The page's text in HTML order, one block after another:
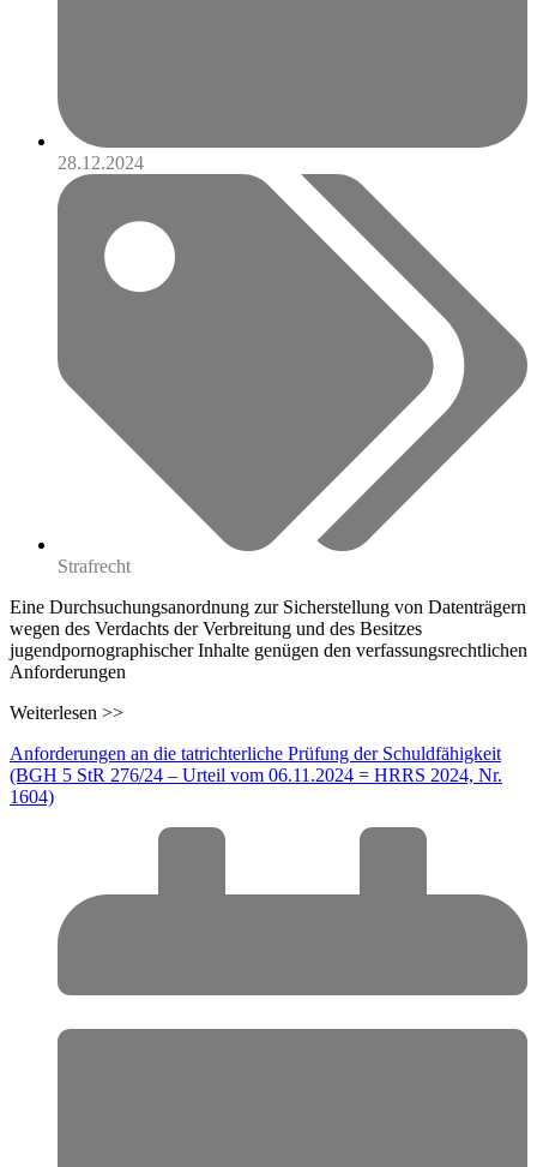
28.12.2024
Strafrecht
Eine Durchsuchungsanordnung zur Sicherstellung von Datenträgern
wegen des Verdachts der Verbreitung und des Besitzes
jugendpornographischer Inhalte genügen den verfassungsrechtlichen
Anforderungen
Weiterlesen >>
Anforderungen an die tatrichterliche Prüfung der Schuldfähigkeit
(BGH 5 StR 276/24 – Urteil vom 06.11.2024 = HRRS 2024, Nr.
1604)